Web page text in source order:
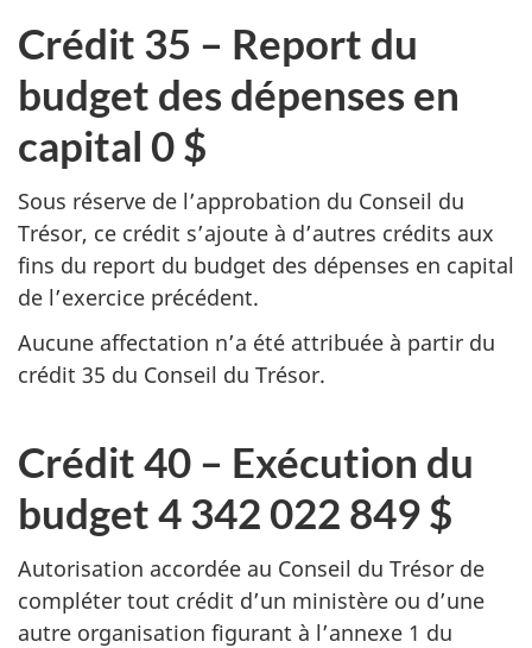
Crédit 35 – Report du
budget des dépenses en
capital 0 $
Sous réserve de l’approbation du Conseil du
Trésor, ce crédit s’ajoute à d’autres crédits aux
fins du report du budget des dépenses en capital
de l’exercice précédent.
Aucune affectation n’a été attribuée à partir du
crédit 35 du Conseil du Trésor.
Crédit 40 – Exécution du
budget 4 342 022 849 $
Autorisation accordée au Conseil du Trésor de
compléter tout crédit d’un ministère ou d’une
autre organisation figurant à l’annexe 1 du